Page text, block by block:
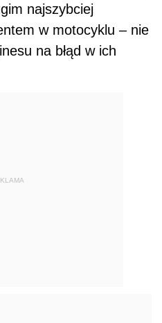
najszybciej
w motocyklu – nie
na błąd w ich